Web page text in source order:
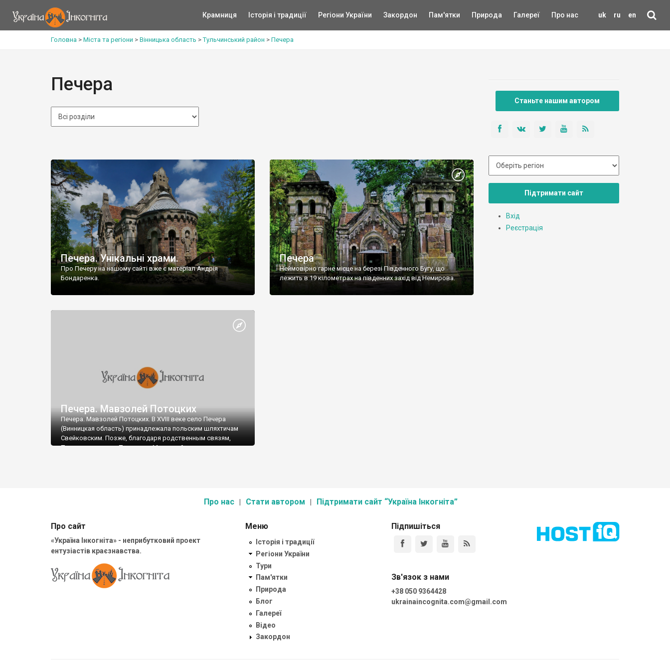
uk ru en
Крамниця Історія і традиції Регіони України Закордон Пам'ятки Природа Галереї Про нас
Головна > Міста та регіони > Вінницька область >Тульчинський район > Печера
Печера
Печера. Унікальні храми.
Про Печеру на нашому сайті вже є матеріал Андрія
Бондаренка.
Печера
Неймовірно гарне місце на березі Південного Бугу, що
лежить в 19 кілометрах на південних захід від Немирова.
Печера. Мавзолей Потоцких
Печера. Мавзолей Потоцких. В XVIII веке село Печера
(Винницкая область) принадлежала польским шляхтичам
Свейковским. Позже, благодаря родственным связям,
Печера перешла к Потоцким. Мавзолей находится в
Здание, построенное в форме костела, хорошо
Станьте нашим автором
Підтримати сайт
Вхід
Реєстрація
Про нас Стати автором Підтримати сайт “Україна Інкогніта”
Про сайт
«Україна Інкогніта» - неприбутковий проект
ентузіастів краєзнавства.
Меню
Історія і традиції
Регіони України
Тури
Пам'ятки
Природа
Блог
Галереї
Відео
Закордон
Підпишіться
Зв'язок з нами
+38 050 9364428
ukrainaincognita.com@gmail.com